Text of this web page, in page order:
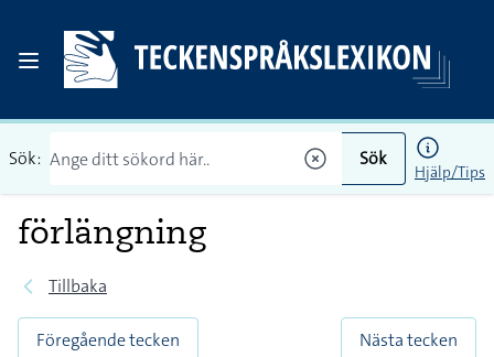
Sök: Sök
Hjälp/Tips
förlängning
Tillbaka
Föregående tecken
Nästa tecken